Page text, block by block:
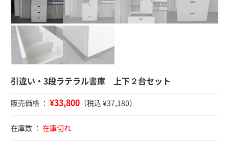
引違い・3段ラテラル書庫 上下２台セット
販売価格 ： ¥33,800 （税込 ¥37,180）
在庫数 ： 在庫切れ